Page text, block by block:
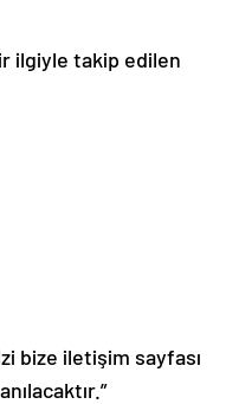
ilgiyle takip edilen
bize iletişim sayfası